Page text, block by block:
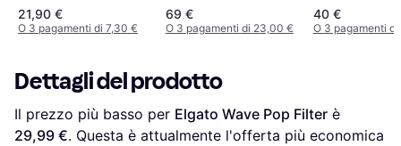
21,90 €
O 3 pagamenti di 7,30 €
69 €
O 3 pagamenti di 23,00 €
40 €
O 3 pagamenti
Dettagli del prodotto
Il prezzo più basso per Elgato Wave Pop Filter
29,99 €. Questa è attualmente l'offerta più economica